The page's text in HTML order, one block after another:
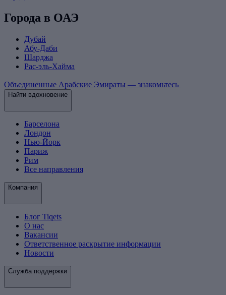
Города в ОАЭ
Дубай
Абу-Даби
Шарджа
Рас-эль-Хайма
Объединенные Арабские Эмираты — знакомьтесь
Найти вдохновение
Барселона
Лондон
Нью-Йорк
Париж
Рим
Все направления
Компания
Блог Tiqets
О нас
Вакансии
Ответственное раскрытие информации
Новости
Служба поддержки